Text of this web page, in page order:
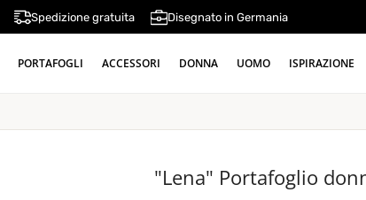
Spedizione gratuita Disegnato in Germania
PORTAFOGLI ACCESSORI DONNA UOMO ISPIRAZIONE
"Lena" Portafoglio